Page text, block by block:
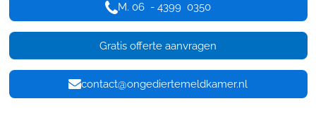
M. 06 - 4399 0350
Gratis offerte aanvragen
contact@ongediertemeldkamer.nl